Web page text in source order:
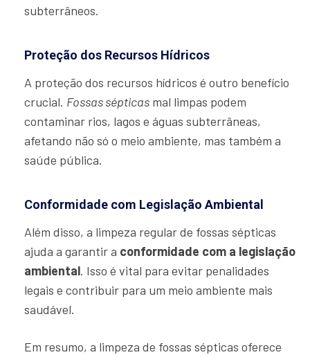
subterrâneos.
Proteção dos Recursos Hídricos
A proteção dos recursos hídricos é outro benefício
crucial. Fossas sépticas mal limpas podem
contaminar rios, lagos e águas subterrâneas,
afetando não só o meio ambiente, mas também a
saúde pública.
Conformidade com Legislação Ambiental
Além disso, a limpeza regular de fossas sépticas
ajuda a garantir a conformidade com a legislação
ambiental. Isso é vital para evitar penalidades
legais e contribuir para um meio ambiente mais
saudável.
Em resumo, a limpeza de fossas sépticas oferece